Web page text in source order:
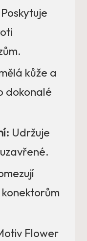
Poskytuje
kůže a
dokonalé
Udržuje
Flower